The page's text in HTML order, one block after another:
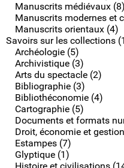
Manuscrits médiévaux (8)
Manuscrits modernes et
Manuscrits orientaux (4)
Savoirs sur les collections
Archéologie (5)
Archivistique (3)
Arts du spectacle (2)
Bibliographie (3)
Bibliothéconomie (4)
Cartographie (5)
Documents et formats
Droit, économie et
Estampes (7)
Glyptique (1)